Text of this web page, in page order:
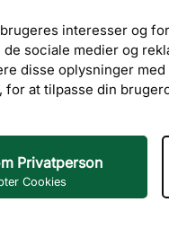
interesser og
sociale medier og
disse oplysninger
for at tilpasse din
Privatperson
Cookies